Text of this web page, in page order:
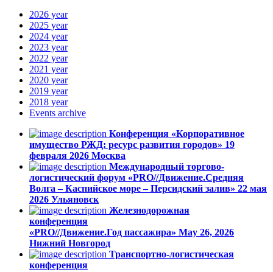
2026 year
2025 year
2024 year
2023 year
2022 year
2021 year
2020 year
2019 year
2018 year
Events archive
Конференция «Корпоративное
имущество РЖД: ресурс развития городов» 19
февраля 2026 Москва
Международный торгово-
логистический форум «PRO//Движение.Средняя
Волга – Каспийское море – Персидский залив» 22 мая
2026 Ульяновск
Железнодорожная
конференция
«PRO//Движение.Год пассажира» May 26, 2026
Нижний Новгород
Транспортно-логистическая
конференция